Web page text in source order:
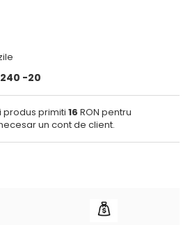
-20
produs primiti 16 RON pentru
un cont de client.